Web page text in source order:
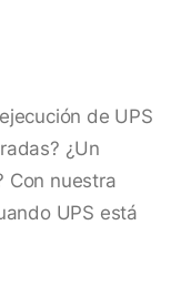
de UPS
¿Un
Con nuestra
UPS está